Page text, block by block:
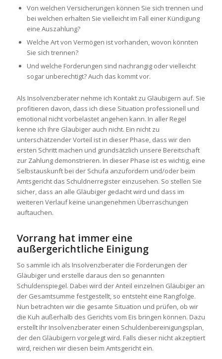
Von welchen Versicherungen können Sie sich trennen und
bei welchen erhalten Sie vielleicht im Fall einer Kündigung
eine Auszahlung?
Welche Art von Vermögen ist vorhanden, wovon könnten
Sie sich trennen?
Und welche Forderungen sind nachrangig oder vielleicht
sogar unberechtigt? Auch das kommt vor.
Als Insolvenzberater nehme ich Kontakt zu Gläubigern auf. Sie
profitieren davon, dass ich diese Situation professionell und
emotional nicht vorbelastet angehen kann. In aller Regel
kenne ich Ihre Gläubiger auch nicht. Ein nicht zu
unterschätzender Vorteil ist in dieser Phase, dass wir den
ersten Schritt machen und grundsätzlich unsere Bereitschaft
zur Zahlung demonstrieren. In dieser Phase ist es wichtig, eine
Selbstauskunft bei der Schufa anzufordern und/oder beim
Amtsgericht das Schuldnerregister einzusehen. So stellen Sie
sicher, dass an alle Gläubiger gedacht wird und dass im
weiteren Verlauf keine unangenehmen Überraschungen
auftauchen.
Vorrang hat immer eine
außergerichtliche Einigung
So sammle ich als Insolvenzberater die Forderungen der
Gläubiger und erstelle daraus den so genannten
Schuldenspiegel. Dabei wird der Anteil einzelnen Gläubiger an
der Gesamtsumme festgestellt, so entsteht eine Rangfolge.
Nun betrachten wir die gesamte Situation und prüfen, ob wir
die Kuh außerhalb des Gerichts vom Eis bringen können. Dazu
erstellt Ihr Insolvenzberater einen Schuldenbereinigungsplan,
der den Gläubigern vorgelegt wird. Falls dieser nicht akzeptiert
wird, reichen wir diesen beim Amtsgericht ein.